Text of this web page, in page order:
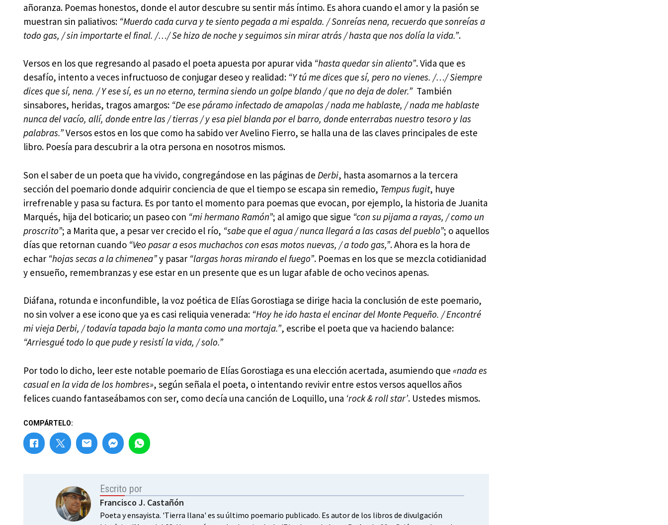
añoranza. Poemas honestos, donde el autor descubre su sentir más íntimo. Es ahora cuando el amor y la pasión se
muestran sin paliativos: “Muerdo cada curva y te siento pegada a mi espalda. / Sonreías nena, recuerdo que sonreías a
todo gas, / sin importarte el final. /…/ Se hizo de noche y seguimos sin mirar atrás / hasta que nos dolía la vida.”.
Versos en los que regresando al pasado el poeta apuesta por apurar vida “hasta quedar sin aliento”. Vida que es
desafío, intento a veces infructuoso de conjugar deseo y realidad: “Y tú me dices que sí, pero no vienes. /…/ Siempre
dices que sí, nena. / Y ese sí, es un no eterno, termina siendo un golpe blando / que no deja de doler.”También
sinsabores, heridas, tragos amargos: “De ese páramo infectado de amapolas / nada me hablaste, / nada me hablaste
nunca del vacío, allí, donde entre las / tierras / y esa piel blanda por el barro, donde enterrabas nuestro tesoro y las
palabras.”Versos estos en los que como ha sabido ver Avelino Fierro, se halla una de las claves principales de este
libro. Poesía para descubrir a la otra persona en nosotros mismos.
Son el saber de un poeta que ha vivido, congregándose en las páginas de Derbi, hasta asomarnos a la tercera
sección del poemario donde adquirir conciencia de que el tiempo se escapa sin remedio, Tempus fugit, huye
irrefrenable y pasa su factura. Es por tanto el momento para poemas que evocan, por ejemplo, la historia de Juanita
Marqués, hija del boticario; un paseo con “mi hermano Ramón”; al amigo que sigue “con su pijama a rayas, / como un
proscrito”; a Marita que, a pesar ver crecido el río, “sabe que el agua / nunca llegará a las casas del pueblo”; o aquellos
días que retornan cuando “Veo pasar a esos muchachos con esas motos nuevas, / a todo gas,”. Ahora es la hora de
echar “hojas secas a la chimenea”y pasar “largas horas mirando el fuego”. Poemas en los que se mezcla cotidianidad
y ensueño, remembranzas y ese estar en un presente que es un lugar afable de ocho vecinos apenas.
Diáfana, rotunda e inconfundible, la voz poética de Elías Gorostiaga se dirige hacia la conclusión de este poemario,
no sin volver a ese icono que ya es casi reliquia venerada: “Hoy he ido hasta el encinar del Monte Pequeño. / Encontré
mi vieja Derbi, / todavía tapada bajo la manta como una mortaja.”, escribe el poeta que va haciendo balance:
“Arriesgué todo lo que pude y resistí la vida, / solo.”
Por todo lo dicho, leer este notable poemario de Elías Gorostiaga es una elección acertada, asumiendo que «nada es
casual en la vida de los hombres», según señala el poeta, o intentando revivir entre estos versos aquellos años
felices cuando fantaseábamos con ser, como decía una canción de Loquillo, una ‘rock & roll star’. Ustedes mismos.
COMPÁRTELO:
Escrito por
Francisco J. Castañón
Poeta y ensayista. 'Tierra llana' es su último poemario publicado. Es autor de los libros de divulgación